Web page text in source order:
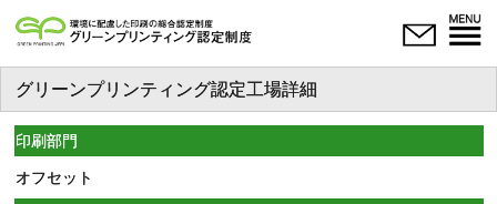
グリーンプリンティング認定工場詳細
印刷部門
オフセット